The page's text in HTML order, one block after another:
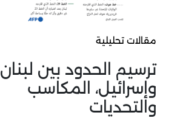
مقالات تحليلية
ترسيم الحدود بين لبنان
وإسرائيل، المكاسب
والتحديات
بجنوب
إفريقيا